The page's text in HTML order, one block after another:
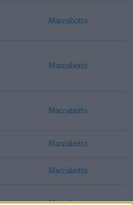
Marzabotto
Marzabotto
Marzabotto
Marzabotto
Marzabotto